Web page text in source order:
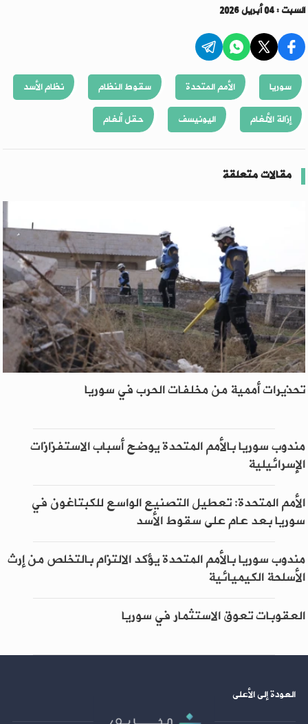
السبت : 04 أبريل 2026
سوريا الأمم المتحدة سقوط النظام
نظام الأسد
إزالة الألغام
اليونيسف حقل ألغام
مقالات متعلقة
تحذيرات أممية من مخلفات الحرب في سوريا
مندوب سوريا بالأمم المتحدة يوضح أسباب الاستفزازات
الإسرائيلية
الأمم المتحدة: تعطيل التصنيع الواسع للكبتاغون في
سوريا بعد عام على سقوط الأسد
مندوب سوريا بالأمم المتحدة يؤكد الالتزام بالتخلص من إرث
الأسلحة الكيميائية
العقوبات تعوق الاستثمار في سوريا
العودة إلى الأعلى